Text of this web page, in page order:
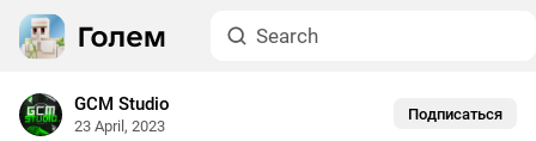
GCM Studio
23 April, 2023
Подписаться